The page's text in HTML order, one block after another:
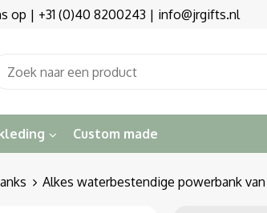
op | +31 (0)40 8200243 | info@jrgifts.nl
Custom made
Alkes waterbestendige powerbank